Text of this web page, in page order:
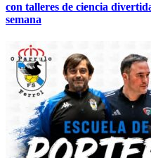
con talleres de ciencia
semana